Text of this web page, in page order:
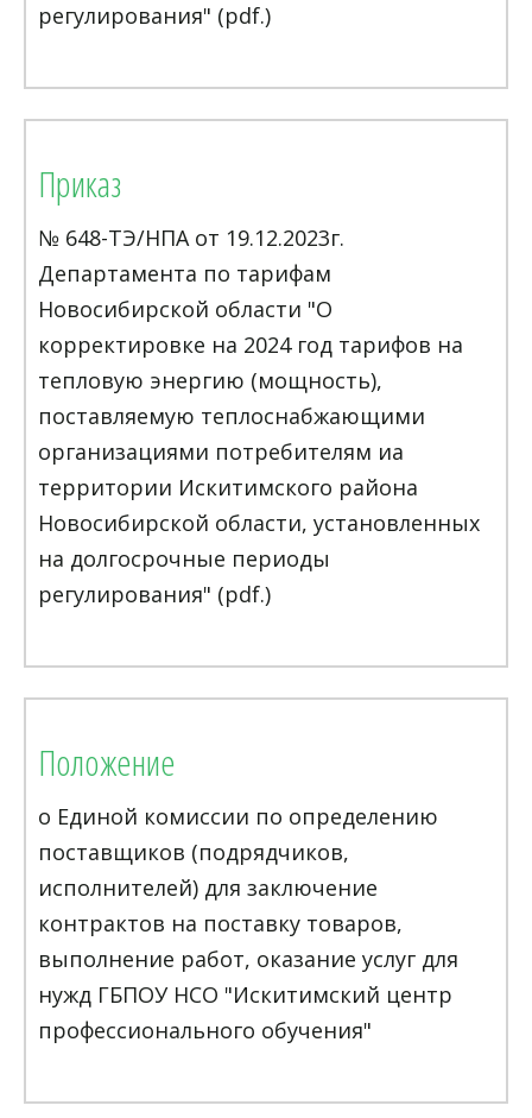
регулирования" (pdf.)
Приказ
№ 648-ТЭ/НПА от 19.12.2023г.
Департамента по тарифам
Новосибирской области "О
корректировке на 2024 год тарифов на
тепловую энергию (мощность),
поставляемую теплоснабжающими
организациями потребителям иа
территории Искитимского района
Новосибирской области, установленных
на долгосрочные периоды
регулирования" (pdf.)
Положение
о Единой комиссии по определению
поставщиков (подрядчиков,
исполнителей) для заключение
контрактов на поставку товаров,
выполнение работ, оказание услуг для
нужд ГБПОУ НСО "Искитимский центр
профессионального обучения"